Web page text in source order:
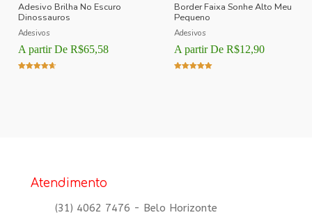
Adesivo Brilha No Escuro
Dinossauros
Adesivos
A partir De R$65,58
Border Faixa Sonhe Alto Meu
Pequeno
Adesivos
A partir De R$12,90
Atendimento
(31) 4062 7476 - Belo Horizonte